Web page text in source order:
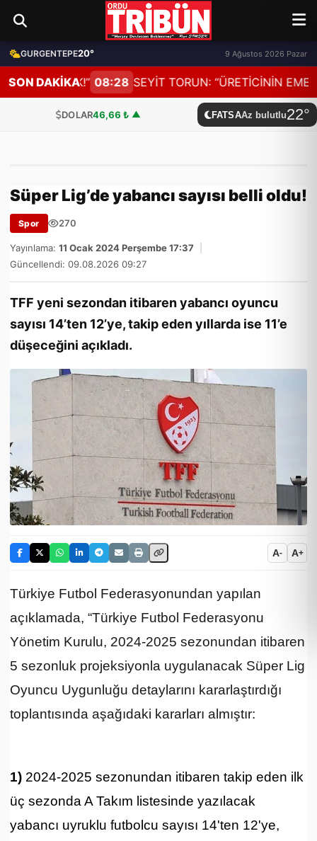
GURGENTEPE20° 9 Ağustos 2026 Pazar
SON DAKİKA08:28 SEYİT TORUN: “ÜRETİCİNİN EMEĞİNE
DOLAR46,66 ₺ ▲
G.ALTIN6.005,93 ₺ ▲
BTC 2.719.735,00 ₺
BİST14.121,83 ▼
FATSAAz bulutlu22°
Süper Lig’de yabancı sayısı belli oldu!
Spor 270
Yayınlama: 11 Ocak 2024 Perşembe 17:37
Güncellendi: 09.08.2026 09:27
TFF yeni sezondan itibaren yabancı oyuncu
sayısı 14’ten 12’ye, takip eden yıllarda ise 11’e
düşeceğini açıkladı.
A- A+
Türkiye Futbol Federasyonundan yapılan
açıklamada, “Türkiye Futbol Federasyonu
Yönetim Kurulu, 2024-2025 sezonundan itibaren
5 sezonluk projeksiyonla uygulanacak Süper Lig
Oyuncu Uygunluğu detaylarını kararlaştırdığı
toplantısında aşağıdaki kararları almıştır:
1) 2024-2025 sezonundan itibaren takip eden ilk
üç sezonda A Takım listesinde yazılacak
yabancı uyruklu futbolcu sayısı 14'ten 12'ye,